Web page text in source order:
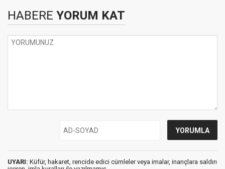
HABERE YORUM KAT
UYARI: Küfür, hakaret, rencide edici cümleler veya imalar, inançlara saldırı